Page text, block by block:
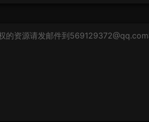
的资源请发邮件到